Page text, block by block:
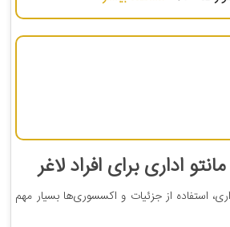
اداری برای افراد لاغر
استفاده از جزئیات و اکسسوری‌ها بسیار مهم